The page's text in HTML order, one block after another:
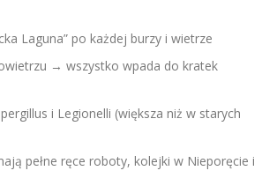
Laguna” po każdej burzy i wietrze
→ wszystko wpada do kratek
i Legionelli (większa niż w starych
pełne ręce roboty, kolejki w Nieporęcie i